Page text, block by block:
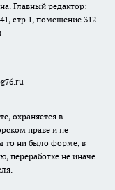
Главный редактор:
стр.1, помещение 312
охраняется в
праве и не
то ни было форме, в
переработке не иначе